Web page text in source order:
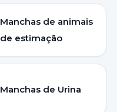
Manchas de animais
de estimação
Manchas de Urina